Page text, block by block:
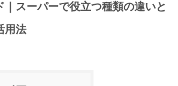
｜スーパーで役立つ種類の違いと
用法